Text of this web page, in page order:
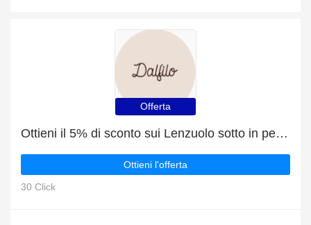
Offerta
Ottieni il 5% di sconto sui Lenzuolo sotto in percalle più un ulteriore 6% di sconto sugli articoli in vendita
Ottieni l'offerta
30 Click